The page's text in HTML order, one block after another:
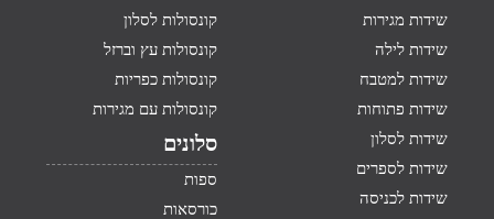
שידות מגירות
שידות לילה
שידות למטבח
שידות פתוחות
שידות לסלון
שידות לספרים
שידות לכניסה
קונסולות לסלון
קונסולות עץ וברזל
קונסולות כפריות
קונסולות עם מגירות
סלונים
ספות
כורסאות